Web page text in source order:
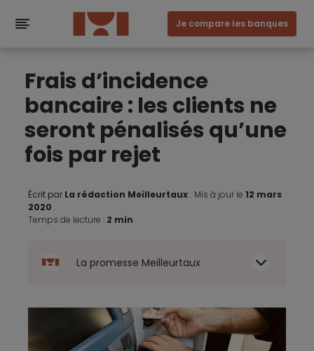
Je compare les banques
Frais d’incidence
bancaire : les clients ne
seront pénalisés qu’une
fois par rejet
Écrit par La rédaction Meilleurtaux . Mis à jour le 12 mars
2020 .
Temps de lecture : 2 min
La promesse Meilleurtaux